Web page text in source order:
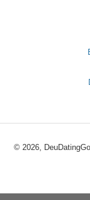
© 2026, DeuDatingGo